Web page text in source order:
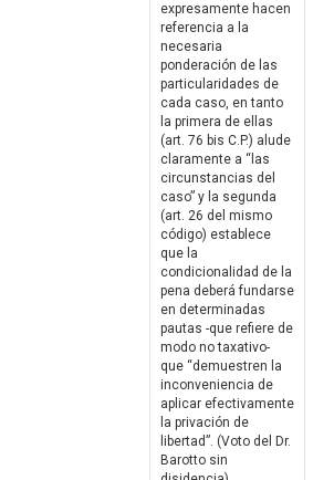
expresamente hacen
referencia a la
necesaria
ponderación de las
particularidades de
cada caso, en tanto
la primera de ellas
(art. 76 bis C.P.) alude
claramente a “las
circunstancias del
caso” y la segunda
(art. 26 del mismo
código) establece
que la
condicionalidad de la
pena deberá fundarse
en determinadas
pautas -que refiere de
modo no taxativo-
que “demuestren la
inconveniencia de
aplicar efectivamente
la privación de
libertad”. (Voto del Dr.
Barotto sin